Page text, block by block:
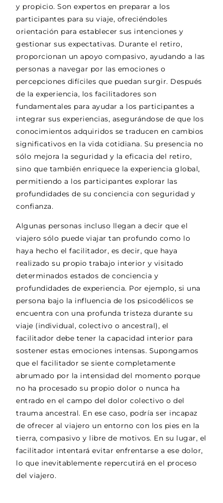
y propicio. Son expertos en preparar a los
participantes para su viaje, ofreciéndoles
orientación para establecer sus intenciones y
gestionar sus expectativas. Durante el retiro,
proporcionan un apoyo compasivo, ayudando a las
personas a navegar por las emociones o
percepciones difíciles que puedan surgir. Después
de la experiencia, los facilitadores son
fundamentales para ayudar a los participantes a
integrar sus experiencias, asegurándose de que los
conocimientos adquiridos se traducen en cambios
significativos en la vida cotidiana. Su presencia no
sólo mejora la seguridad y la eficacia del retiro,
sino que también enriquece la experiencia global,
permitiendo a los participantes explorar las
profundidades de su conciencia con seguridad y
confianza.
Algunas personas incluso llegan a decir que el
viajero sólo puede viajar tan profundo como lo
haya hecho el facilitador, es decir, que haya
realizado su propio trabajo interior y visitado
determinados estados de conciencia y
profundidades de experiencia. Por ejemplo, si una
persona bajo la influencia de los psicodélicos se
encuentra con una profunda tristeza durante su
viaje (individual, colectivo o ancestral), el
facilitador debe tener la capacidad interior para
sostener estas emociones intensas. Supongamos
que el facilitador se siente completamente
abrumado por la intensidad del momento porque
no ha procesado su propio dolor o nunca ha
entrado en el campo del dolor colectivo o del
trauma ancestral. En ese caso, podría ser incapaz
de ofrecer al viajero un entorno con los pies en la
tierra, compasivo y libre de motivos. En su lugar, el
facilitador intentará evitar enfrentarse a ese dolor,
lo que inevitablemente repercutirá en el proceso
del viajero.